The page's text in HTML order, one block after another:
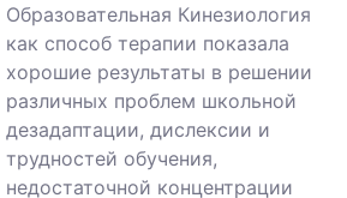
Образовательная Кинезиология
как способ терапии показала
хорошие результаты в решении
различных проблем школьной
дезадаптации, дислексии и
трудностей обучения,
недостаточной концентрации